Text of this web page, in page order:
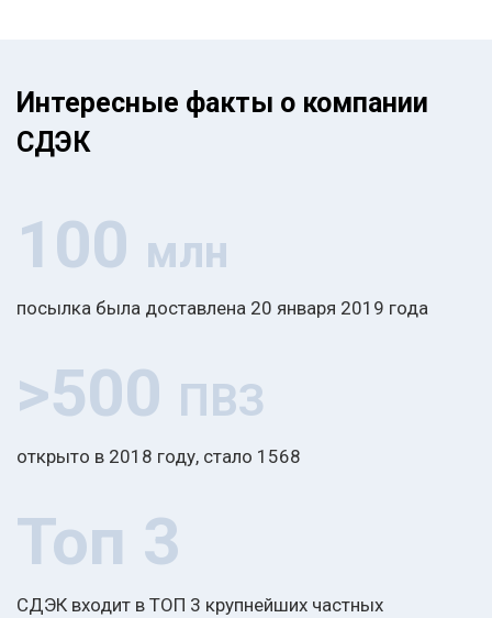
Интересные факты о компании
СДЭК
100 млн
посылка была доставлена 20 января 2019 года
>500 ПВЗ
открыто в 2018 году, стало 1568
Топ 3
СДЭК входит в ТОП 3 крупнейших частных